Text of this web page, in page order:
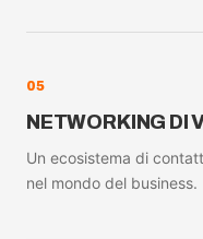
05
NETWORKING DI
Un ecosistema di
nel mondo del business.